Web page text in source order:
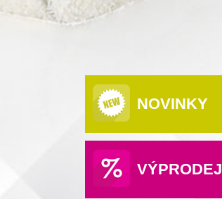
NOVINKY
VÝPRODEJ